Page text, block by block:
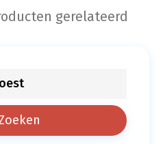
gerelateerd